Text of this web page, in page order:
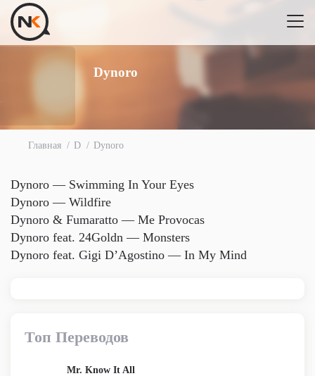
Dynoro
Главная D Dynoro
Dynoro — Swimming In Your Eyes
Dynoro — Wildfire
Dynoro & Fumaratto — Me Provocas
Dynoro feat. 24Goldn — Monsters
Dynoro feat. Gigi D’Agostino — In My Mind
Топ Переводов
Mr. Know It All